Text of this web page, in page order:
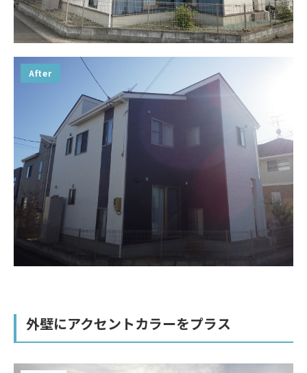
After
外壁にアクセントカラーをプラス